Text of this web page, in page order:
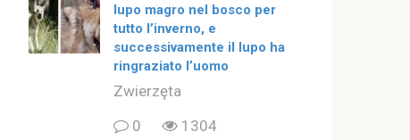
lupo magro nel bosco per
tutto l’inverno, e
successivamente il lupo ha
ringraziato l’uomo
Zwierzęta
0
1304